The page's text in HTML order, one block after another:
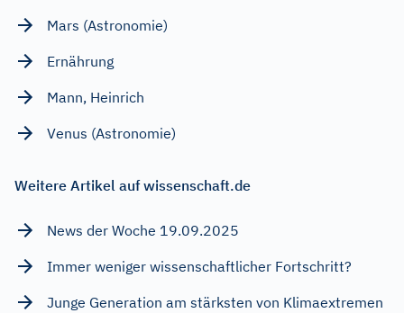
Mars (Astronomie)
Ernährung
Mann, Heinrich
Venus (Astronomie)
Weitere Artikel auf wissenschaft.de
News der Woche 19.09.2025
Immer weniger wissenschaftlicher Fortschritt?
Junge Generation am stärksten von Klimaextremen